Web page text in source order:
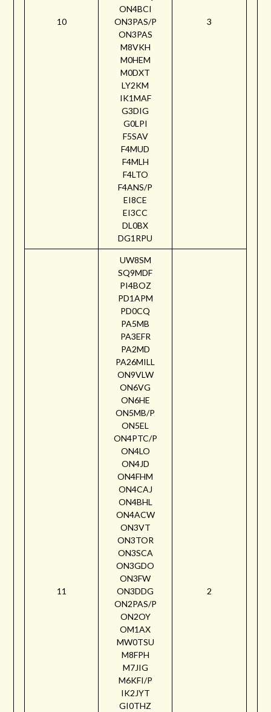
10
ON4BCI
ON3PAS/P
ON3PAS
M8VKH
M0HEM
M0DXT
LY2KM
IK1MAF
G3DIG
G0LPI
F5SAV
F4MUD
F4MLH
F4LTO
F4ANS/P
EI8CE
EI3CC
DL0BX
DG1RPU
3
11
UW8SM
SQ9MDF
PI4BOZ
PD1APM
PD0CQ
PA5MB
PA3EFR
PA2MD
PA26MILL
ON9VLW
ON6VG
ON6HE
ON5MB/P
ON5EL
ON4PTC/P
ON4LO
ON4JD
ON4FHM
ON4CAJ
ON4BHL
ON4ACW
ON3VT
ON3TOR
ON3SCA
ON3GDO
ON3FW
ON3DDG
ON2PAS/P
ON2OY
OM1AX
MW0TSU
M8FPH
M7JIG
M6KFI/P
IK2JYT
GI0THZ
2